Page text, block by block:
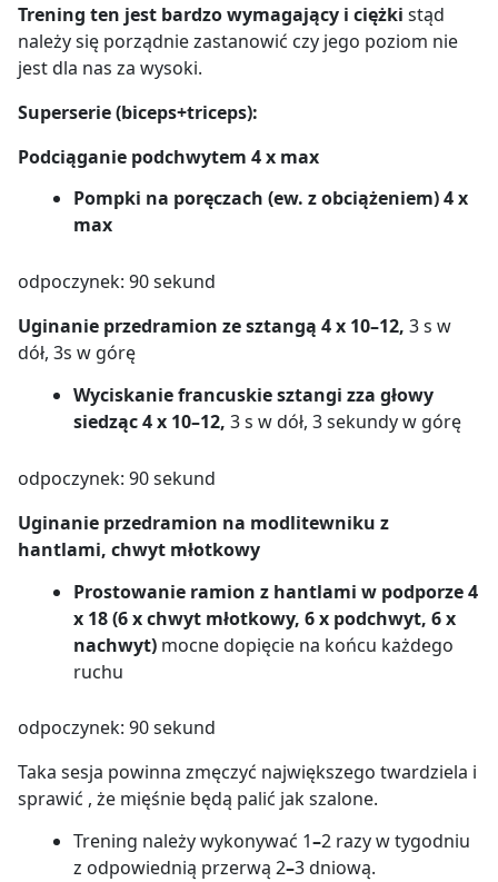
Trening ten jest bardzo wymagający i ciężki stąd
należy się porządnie zastanowić czy jego poziom nie
jest dla nas za wysoki.
Superserie (biceps+triceps):
Podciąganie podchwytem 4 x max
Pompki na poręczach (ew. z obciążeniem) 4 x
max
odpoczynek: 90 sekund
Uginanie przedramion ze sztangą 4 x 10–12, 3 s w
dół, 3s w górę
Wyciskanie francuskie sztangi zza głowy
siedząc 4 x 10–12, 3 s w dół, 3 sekundy w górę
odpoczynek: 90 sekund
Uginanie przedramion na modlitewniku z
hantlami, chwyt młotkowy
Prostowanie ramion z hantlami w podporze 4
x 18 (6 x chwyt młotkowy, 6 x podchwyt, 6 x
nachwyt) mocne dopięcie na końcu każdego
ruchu
odpoczynek: 90 sekund
Taka sesja powinna zmęczyć największego twardziela i
sprawić , że mięśnie będą palić jak szalone.
Trening należy wykonywać 1–2 razy w tygodniu
z odpowiednią przerwą 2–3 dniową.